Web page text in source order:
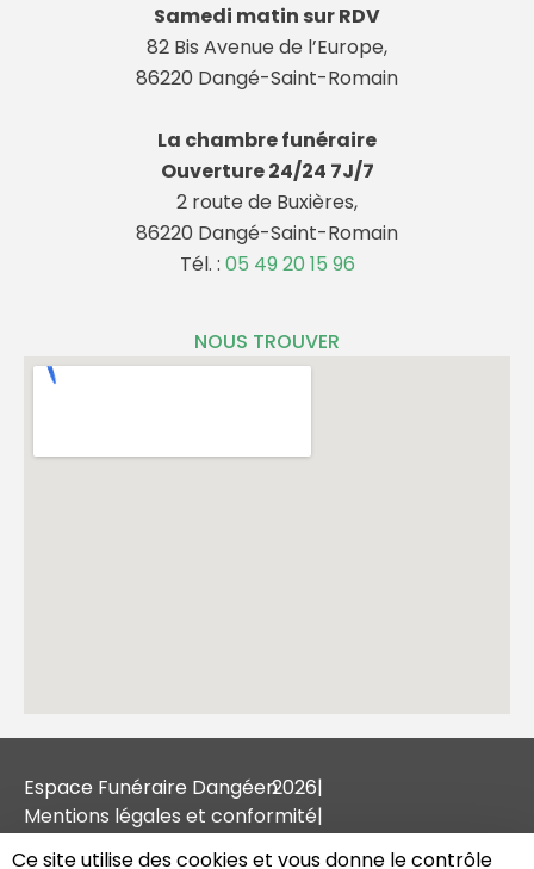
Samedi matin sur RDV
82 Bis Avenue de l’Europe,
86220 Dangé-Saint-Romain
La chambre funéraire
Ouverture 24/24 7J/7
2 route de Buxières,
86220 Dangé-Saint-Romain
Tél. : 05 49 20 15 96
NOUS TROUVER
Espace Funéraire Dangéen2026|
Mentions légales et conformité|
Tous droits réservés |
Ce site utilise des cookies et vous donne le contrôle